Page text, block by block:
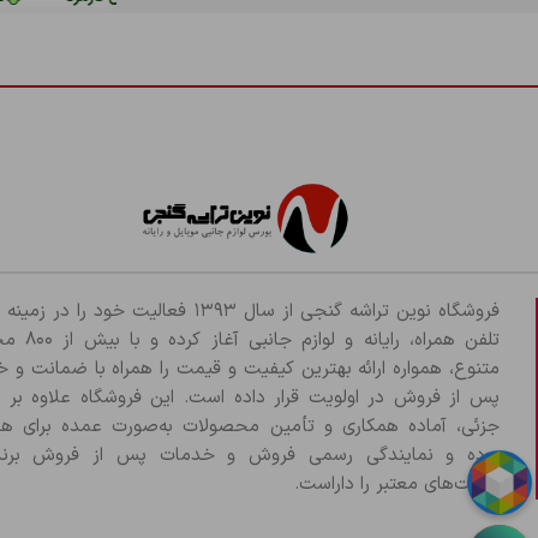
فروشگاه نوین تراشه گنجی از سال ۱۳۹۳ فعالیت خود
تلفن همراه،
متنوع، همواره ارائه بهترین کیفیت و قیمت را همراه با ضمانت
پس از فروش در اولویت قرار داده است. این فروشگاه علاوه
جزئی، آماده همکاری و تأمین محصولات به‌صورت عمده برای
بوده و نمایندگی رسمی فروش و خدمات پس از فروش
شرکت‌های معتبر را داراست.